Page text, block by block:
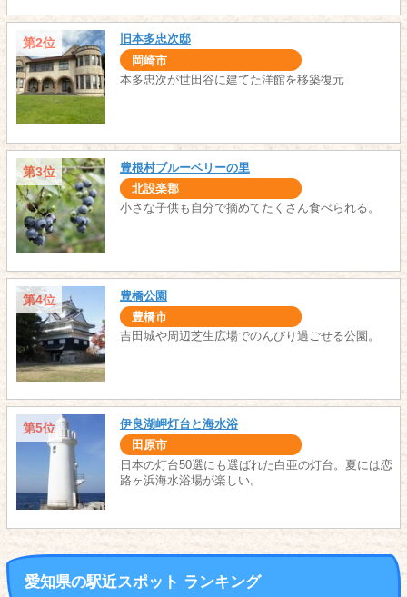
第2位 旧本多忠次邸
岡崎市
本多忠次が世田谷に建てた洋館を移築復元
第3位 豊根村ブルーベリーの里
北設楽郡
小さな子供も自分で摘めてたくさん食べられる。
第4位 豊橋公園
豊橋市
吉田城や周辺芝生広場でのんびり過ごせる公園。
第5位 伊良湖岬灯台と海水浴
田原市
日本の灯台50選にも選ばれた白亜の灯台。夏には恋
路ヶ浜海水浴場が楽しい。
愛知県の駅近スポット ランキング